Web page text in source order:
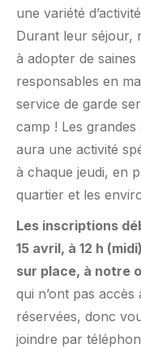
une variété
Durant leur séjour,
à adopter de
responsables en
service de garde
camp ! Les
aura une activité
à chaque jeudi, en
quartier et les
Les inscriptions
15 avril, à 12 h
sur place, à notre
qui n’ont pas accès
réservées, donc
joindre par